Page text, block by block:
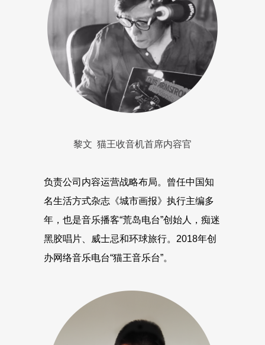
黎文 猫王收音机首席内容官
负责公司内容运营战略布局。曾任中国知
名生活方式杂志《城市画报》执行主编多
年，也是音乐播客“荒岛电台”创始人，痴迷
黑胶唱片、威士忌和环球旅行。2018年创
办网络音乐电台“猫王音乐台”。